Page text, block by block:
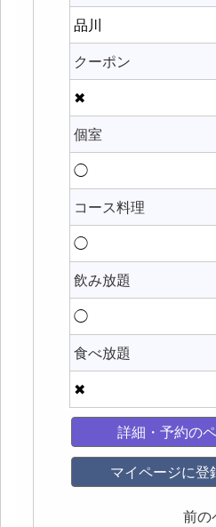
品川
クーポン
✖
個室
◯
コース料理
◯
飲み放題
◯
食べ放題
✖
詳細・予約の
マイページに登
前の